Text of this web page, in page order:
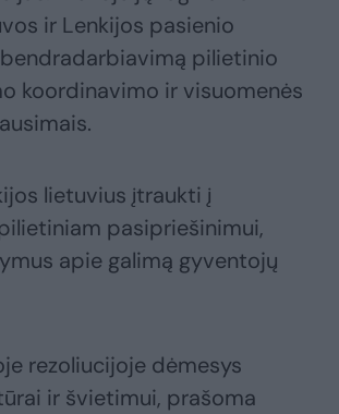
ir Lenkijos pasienio
pilietinio
koordinavimo ir visuomenės
lietuvius įtraukti į
pasipriešinimui,
apie galimą gyventojų
rezoliucijoje dėmesys
ir švietimui, prašoma